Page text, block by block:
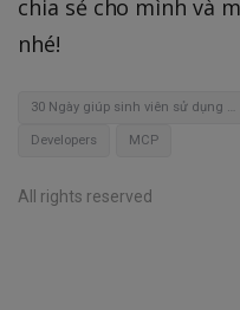
chia sẻ cho mình và
nhé!
30 Ngày giúp sinh viên sử dụng AI hiệu quả
Developers MCP
All rights reserved